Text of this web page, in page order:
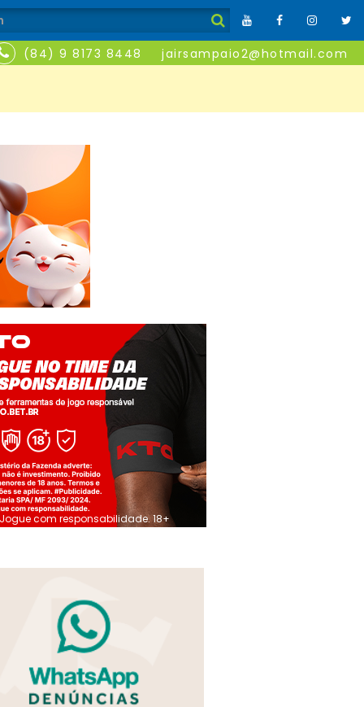
(84) 9 8173 8448 jairsampaio2@hotmail.com
Jogue com responsabilidade. 18+